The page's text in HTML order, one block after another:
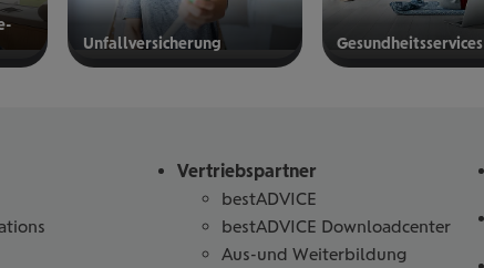
Unfall­ver­si­che­rung Gesund­heits­ser­vices
Vertriebspartner
bestADVICE
bestADVICE Downloadcenter
Aus-und Weiterbildung